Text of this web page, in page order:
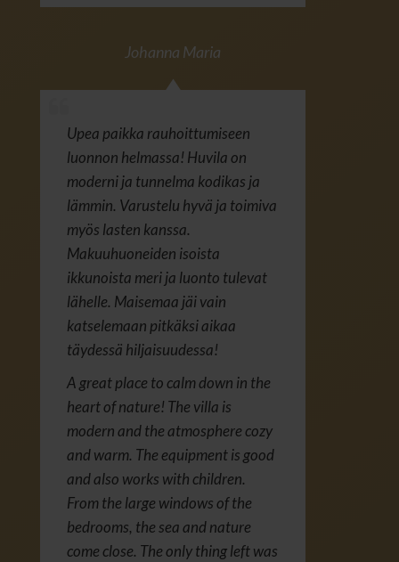
Johanna Maria
Upea paikka rauhoittumiseen
luonnon helmassa! Huvila on
moderni ja tunnelma kodikas ja
lämmin. Varustelu hyvä ja toimiva
myös lasten kanssa.
Makuuhuoneiden isoista
ikkunoista meri ja luonto tulevat
lähelle. Maisemaa jäi vain
katselemaan pitkäksi aikaa
täydessä hiljaisuudessa!
A great place to calm down in the
heart of nature! The villa is
modern and the atmosphere cozy
and warm. The equipment is good
and also works with children.
From the large windows of the
bedrooms, the sea and nature
come close. The only thing left was